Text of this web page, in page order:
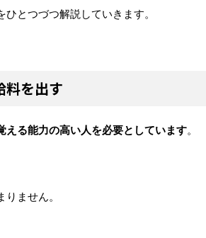
とつづつ解説していきます。
料を出す
える能力の高い人を必要としています。
ません。